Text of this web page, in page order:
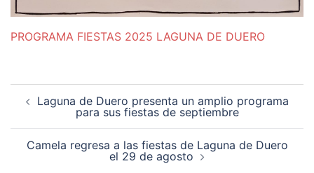
PROGRAMA FIESTAS 2025 LAGUNA DE DUERO
Navegación
de
entradas
Laguna de Duero presenta un amplio programa
para sus fiestas de septiembre
Camela regresa a las fiestas de Laguna de Duero
el 29 de agosto